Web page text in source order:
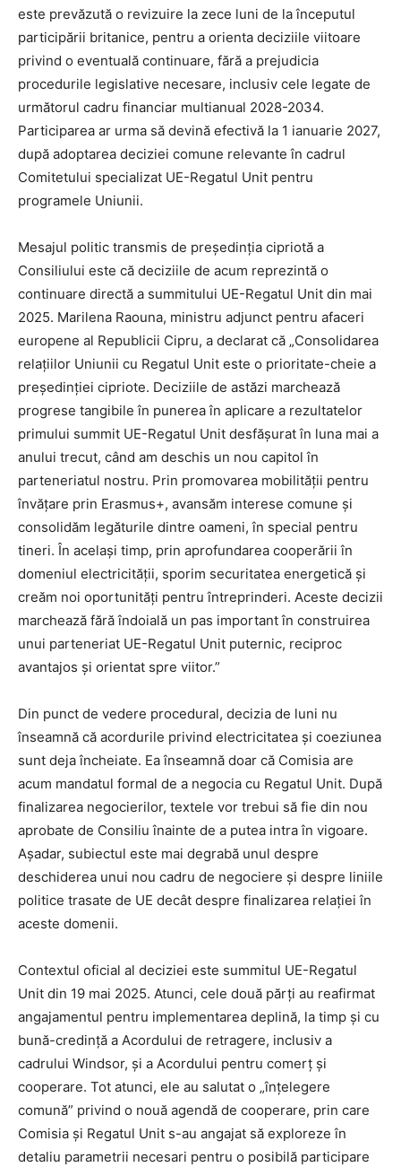
este prevăzută o revizuire la zece luni de la începutul
participării britanice, pentru a orienta deciziile viitoare
privind o eventuală continuare, fără a prejudicia
procedurile legislative necesare, inclusiv cele legate de
următorul cadru financiar multianual 2028-2034.
Participarea ar urma să devină efectivă la 1 ianuarie 2027,
după adoptarea deciziei comune relevante în cadrul
Comitetului specializat UE-Regatul Unit pentru
programele Uniunii.
Mesajul politic transmis de președinția cipriotă a
Consiliului este că deciziile de acum reprezintă o
continuare directă a summitului UE-Regatul Unit din mai
2025. Marilena Raouna, ministru adjunct pentru afaceri
europene al Republicii Cipru, a declarat că „Consolidarea
relațiilor Uniunii cu Regatul Unit este o prioritate-cheie a
președinției cipriote. Deciziile de astăzi marchează
progrese tangibile în punerea în aplicare a rezultatelor
primului summit UE-Regatul Unit desfășurat în luna mai a
anului trecut, când am deschis un nou capitol în
parteneriatul nostru. Prin promovarea mobilității pentru
învățare prin Erasmus+, avansăm interese comune și
consolidăm legăturile dintre oameni, în special pentru
tineri. În același timp, prin aprofundarea cooperării în
domeniul electricității, sporim securitatea energetică și
creăm noi oportunități pentru întreprinderi. Aceste decizii
marchează fără îndoială un pas important în construirea
unui parteneriat UE-Regatul Unit puternic, reciproc
avantajos și orientat spre viitor.”
Din punct de vedere procedural, decizia de luni nu
înseamnă că acordurile privind electricitatea și coeziunea
sunt deja încheiate. Ea înseamnă doar că Comisia are
acum mandatul formal de a negocia cu Regatul Unit. După
finalizarea negocierilor, textele vor trebui să fie din nou
aprobate de Consiliu înainte de a putea intra în vigoare.
Așadar, subiectul este mai degrabă unul despre
deschiderea unui nou cadru de negociere și despre liniile
politice trasate de UE decât despre finalizarea relației în
aceste domenii.
Contextul oficial al deciziei este summitul UE-Regatul
Unit din 19 mai 2025. Atunci, cele două părți au reafirmat
angajamentul pentru implementarea deplină, la timp și cu
bună-credință a Acordului de retragere, inclusiv a
cadrului Windsor, și a Acordului pentru comerț și
cooperare. Tot atunci, ele au salutat o „înțelegere
comună” privind o nouă agendă de cooperare, prin care
Comisia și Regatul Unit s-au angajat să exploreze în
detaliu parametrii necesari pentru o posibilă participare